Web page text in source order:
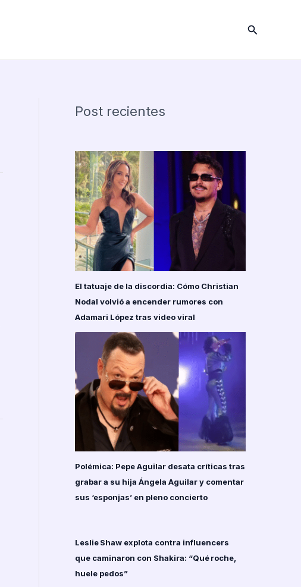
Buscar
Post recientes
El tatuaje de la discordia: Cómo Christian
Nodal volvió a encender rumores con
Adamari López tras video viral
Polémica: Pepe Aguilar desata críticas tras
grabar a su hija Ángela Aguilar y comentar
sus ‘esponjas’ en pleno concierto
Leslie Shaw explota contra influencers
que caminaron con Shakira: “Qué roche,
huele pedos”